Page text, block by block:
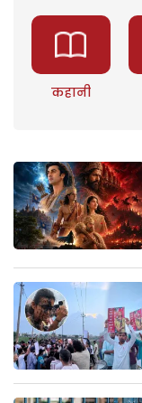
कहानी